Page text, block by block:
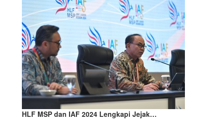
HLF MSP dan IAF 2024 Lengkapi Jejak…